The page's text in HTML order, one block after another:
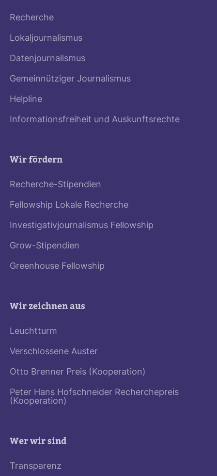
Recherche
Lokaljournalismus
Datenjournalismus
Gemeinnütziger Journalismus
Helpline
Informationsfreiheit und Auskunftsrechte
Wir fördern
Recherche-Stipendien
Fellowship Lokale Recherche
Investigativjournalismus Fellowship
Grow-Stipendien
Greenhouse Fellowship
Wir zeichnen aus
Leuchtturm
Verschlossene Auster
Otto Brenner Preis (Kooperation)
Peter Hans Hofschneider Recherchepreis
(Kooperation)
Wer wir sind
Transparenz